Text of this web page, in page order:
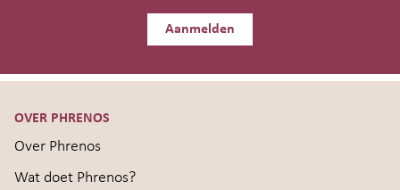
Aanmelden
OVER PHRENOS
Over Phrenos
Wat doet Phrenos?